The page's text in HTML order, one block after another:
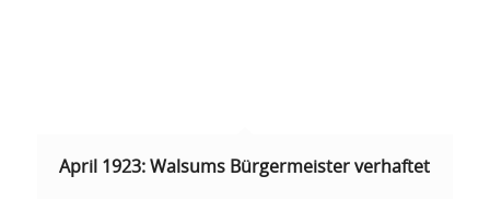
April 1923: Walsums Bürgermeister verhaftet